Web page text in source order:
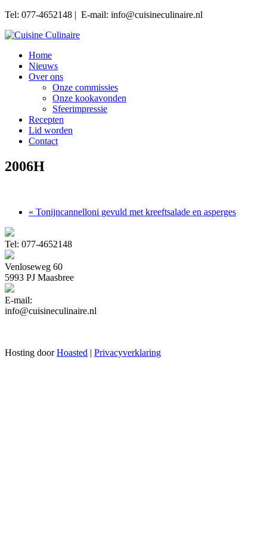
Tel: 077-4652148 | E-mail: info@cuisineculinaire.nl
Home
Nieuws
Over ons
Onze commissies
Onze kookavonden
Sfeerimpressie
Recepten
Lid worden
Contact
2006H
« Tonijncannelloni gevuld met kreeftsalade en asperges
Tel: 077-4652148
Venloseweg 60
5993 PJ Maasbree
E-mail:
info@cuisineculinaire.nl
Hosting doorHoasted | Privacyverklaring